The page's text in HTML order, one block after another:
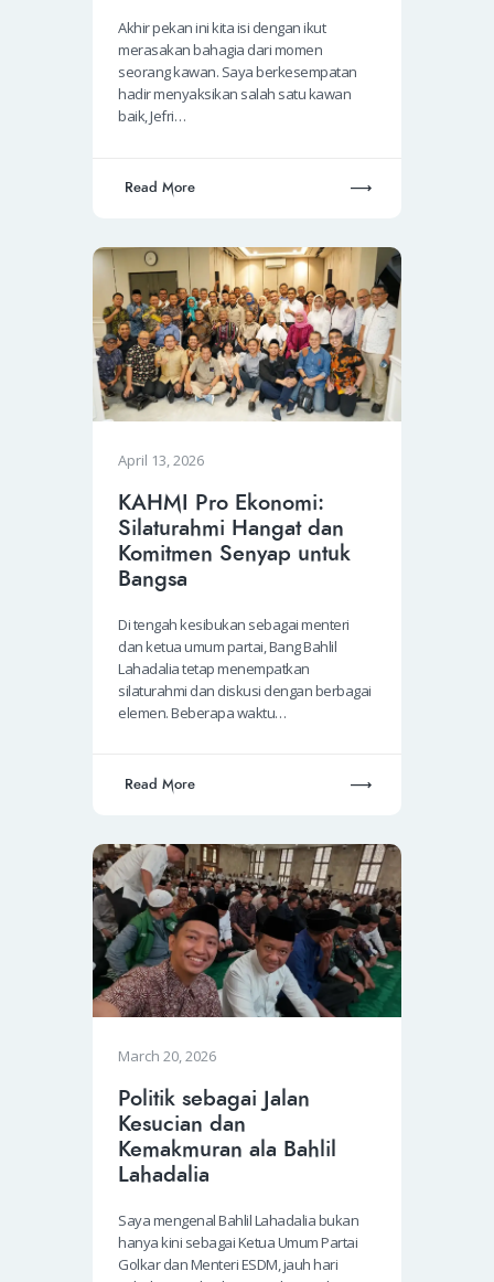
Akhir pekan ini kita isi dengan ikut
merasakan bahagia dari momen
seorang kawan. Saya berkesempatan
hadir menyaksikan salah satu kawan
baik, Jefri…
Read More
April 13, 2026
KAHMI Pro Ekonomi:
Silaturahmi Hangat dan
Komitmen Senyap untuk
Bangsa
Di tengah kesibukan sebagai menteri
dan ketua umum partai, Bang Bahlil
Lahadalia tetap menempatkan
silaturahmi dan diskusi dengan berbagai
elemen. Beberapa waktu…
Read More
March 20, 2026
Politik sebagai Jalan
Kesucian dan
Kemakmuran ala Bahlil
Lahadalia
Saya mengenal Bahlil Lahadalia bukan
hanya kini sebagai Ketua Umum Partai
Golkar dan Menteri ESDM, jauh hari